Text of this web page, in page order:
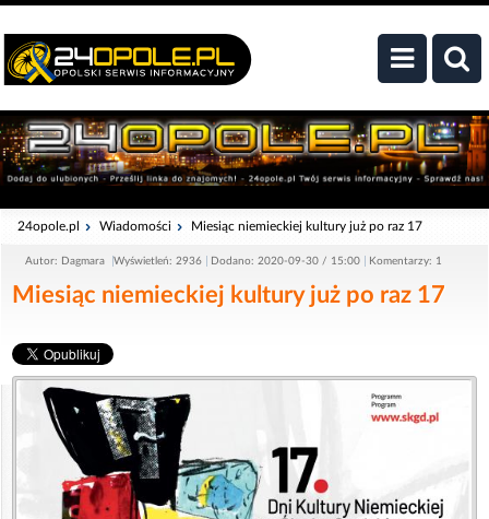
24opole.pl Wiadomości Miesiąc niemieckiej kultury już po raz 17
Autor: Dagmara Wyświetleń: 2936 Dodano: 2020-09-30 / 15:00 Komentarzy: 1
Miesiąc niemieckiej kultury już po raz 17